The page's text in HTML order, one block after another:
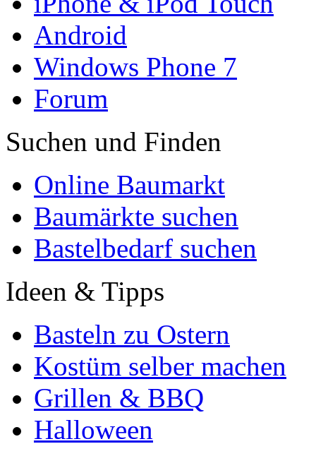
Android
Windows Phone 7
Forum
Suchen und Finden
Online Baumarkt
Baumärkte suchen
Bastelbedarf suchen
Ideen & Tipps
Basteln zu Ostern
Kostüm selber machen
Grillen & BBQ
Halloween